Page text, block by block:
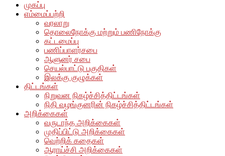
முகப்பு
எம்மைப்பற்றி
வரலாறு
தொலைநோக்கு மற்றும் பணிநோக்கு
கட்டமைப்பு
பணிப்பாளர்சபை
ஆளுனர் சபை
செயல்பாட்டு பகுதிகள்
இலக்கு குழுக்கள்
திட்டங்கள்
நிறுவன நிகழ்ச்சித்திட்டங்கள்
நிதி வழங்குனரின் நிகழ்ச்சித்திட்டங்கள்
அறிக்கைகள்
வருடாந்த அறிக்கைகள்
முதிப்பிட்டு அறிக்கைகள்
வெற்றிக் கதைகள்
ஆராய்ச்சி அறிக்கைகள்